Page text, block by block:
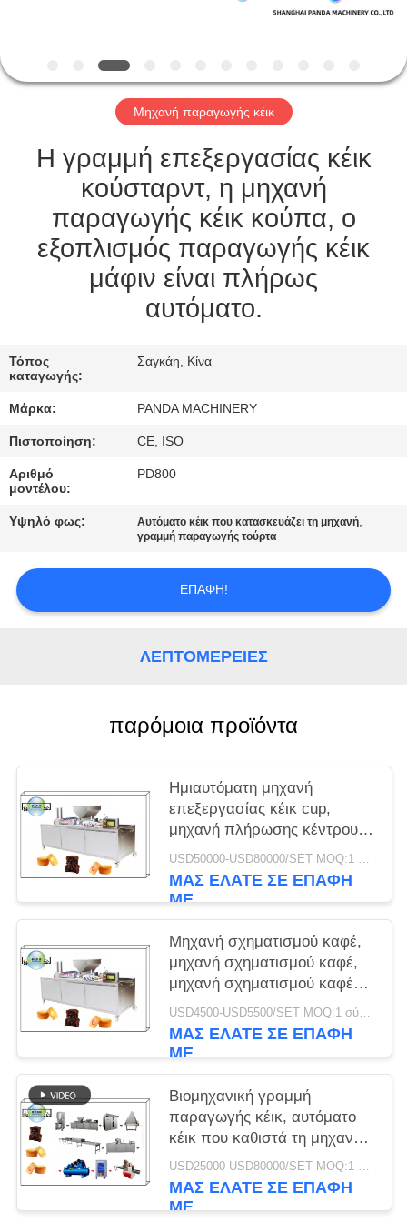
ΈΛΕΓΧΟΣ
ΜΑΣ
ΕΛΆΤΕ
ΕΠΑΦΉ
ΕΙΔΉΣΕΙΣ
ΖΗΤΉΣΤΕ
ΑΠΌΣΠΑΣΜΑ
SITEMAP
PRIVACY
POLICY
Μηχανή παραγωγής κέικ
Η γραμμή επεξεργασίας κέικ
κούσταρντ, η μηχανή
παραγωγής κέικ κούπα, ο
εξοπλισμός παραγωγής κέικ
μάφιν είναι πλήρως
αυτόματο.
Τόπος
καταγωγής:
Σαγκάη, Κίνα
Μάρκα: PANDA MACHINERY
Πιστοποίηση: CE, ISO
Αριθμό
μοντέλου:
PD800
Υψηλό φως: Αυτόματο κέικ που κατασκευάζει τη μηχανή,
γραμμή παραγωγής τούρτα
ΕΠΑΦΉ!
ΛΕΠΤΟΜΈΡΕΙΕΣ
παρόμοια προϊόντα
Ημιαυτόματη μηχανή
επεξεργασίας κέικ cup,
μηχανή πλήρωσης κέντρου
κέικ cup 220V 350-500kg/h
ΜΑΣ ΕΛΆΤΕ ΣΕ ΕΠΑΦΉ
ΜΕ
Μηχανή σχηματισμού καφέ,
μηχανή σχηματισμού καφέ,
μηχανή σχηματισμού καφέ
Madeleine
USD4500-USD5500/SET MOQ:1 σύνολο
ΜΑΣ ΕΛΆΤΕ ΣΕ ΕΠΑΦΉ
ΜΕ
Βιομηχανική γραμμή
παραγωγής κέικ, αυτόματο
κέικ που καθιστά τη μηχανή
οικονομική
USD25000-USD80000/SET MOQ:1 σύνολο
ΜΑΣ ΕΛΆΤΕ ΣΕ ΕΠΑΦΉ
ΜΕ